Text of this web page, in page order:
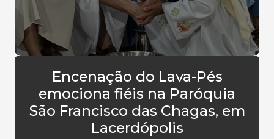
Encenação do Lava-Pés
emociona fiéis na Paróquia
São Francisco das Chagas, em
Lacerdópolis